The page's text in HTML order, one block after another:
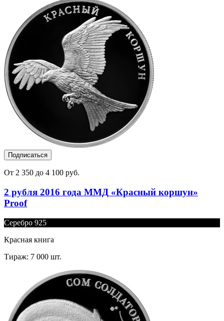
Подписаться
От 2 350 до 4 100 руб.
2 рубля 2016 года ММД «Красный коршун»
Proof
Серебро 925
Красная книга
Тираж: 7 000 шт.